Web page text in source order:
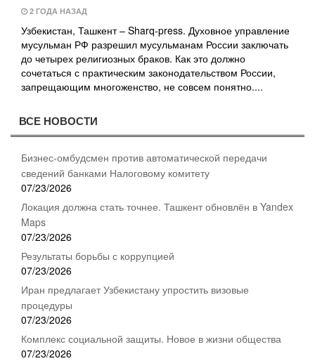
2 ГОДА НАЗАД
Узбекистан, Ташкент – Sharq-press. Духовное управление
мусульман РФ разрешил мусульманам России заключать
до четырех религиозных браков. Как это должно
сочетаться с практическим законодательством России,
запрещающим многоженство, не совсем понятно....
ВСЕ НОВОСТИ
Бизнес-омбудсмен против автоматической передачи
сведений банками Налоговому комитету
07/23/2026
Локация должна стать точнее. Ташкент обновлён в Yandex
Maps
07/23/2026
Результаты борьбы с коррупцией
07/23/2026
Иран предлагает Узбекистану упростить визовые
процедуры
07/23/2026
Комплекс социальной защиты. Новое в жизни общества
07/23/2026